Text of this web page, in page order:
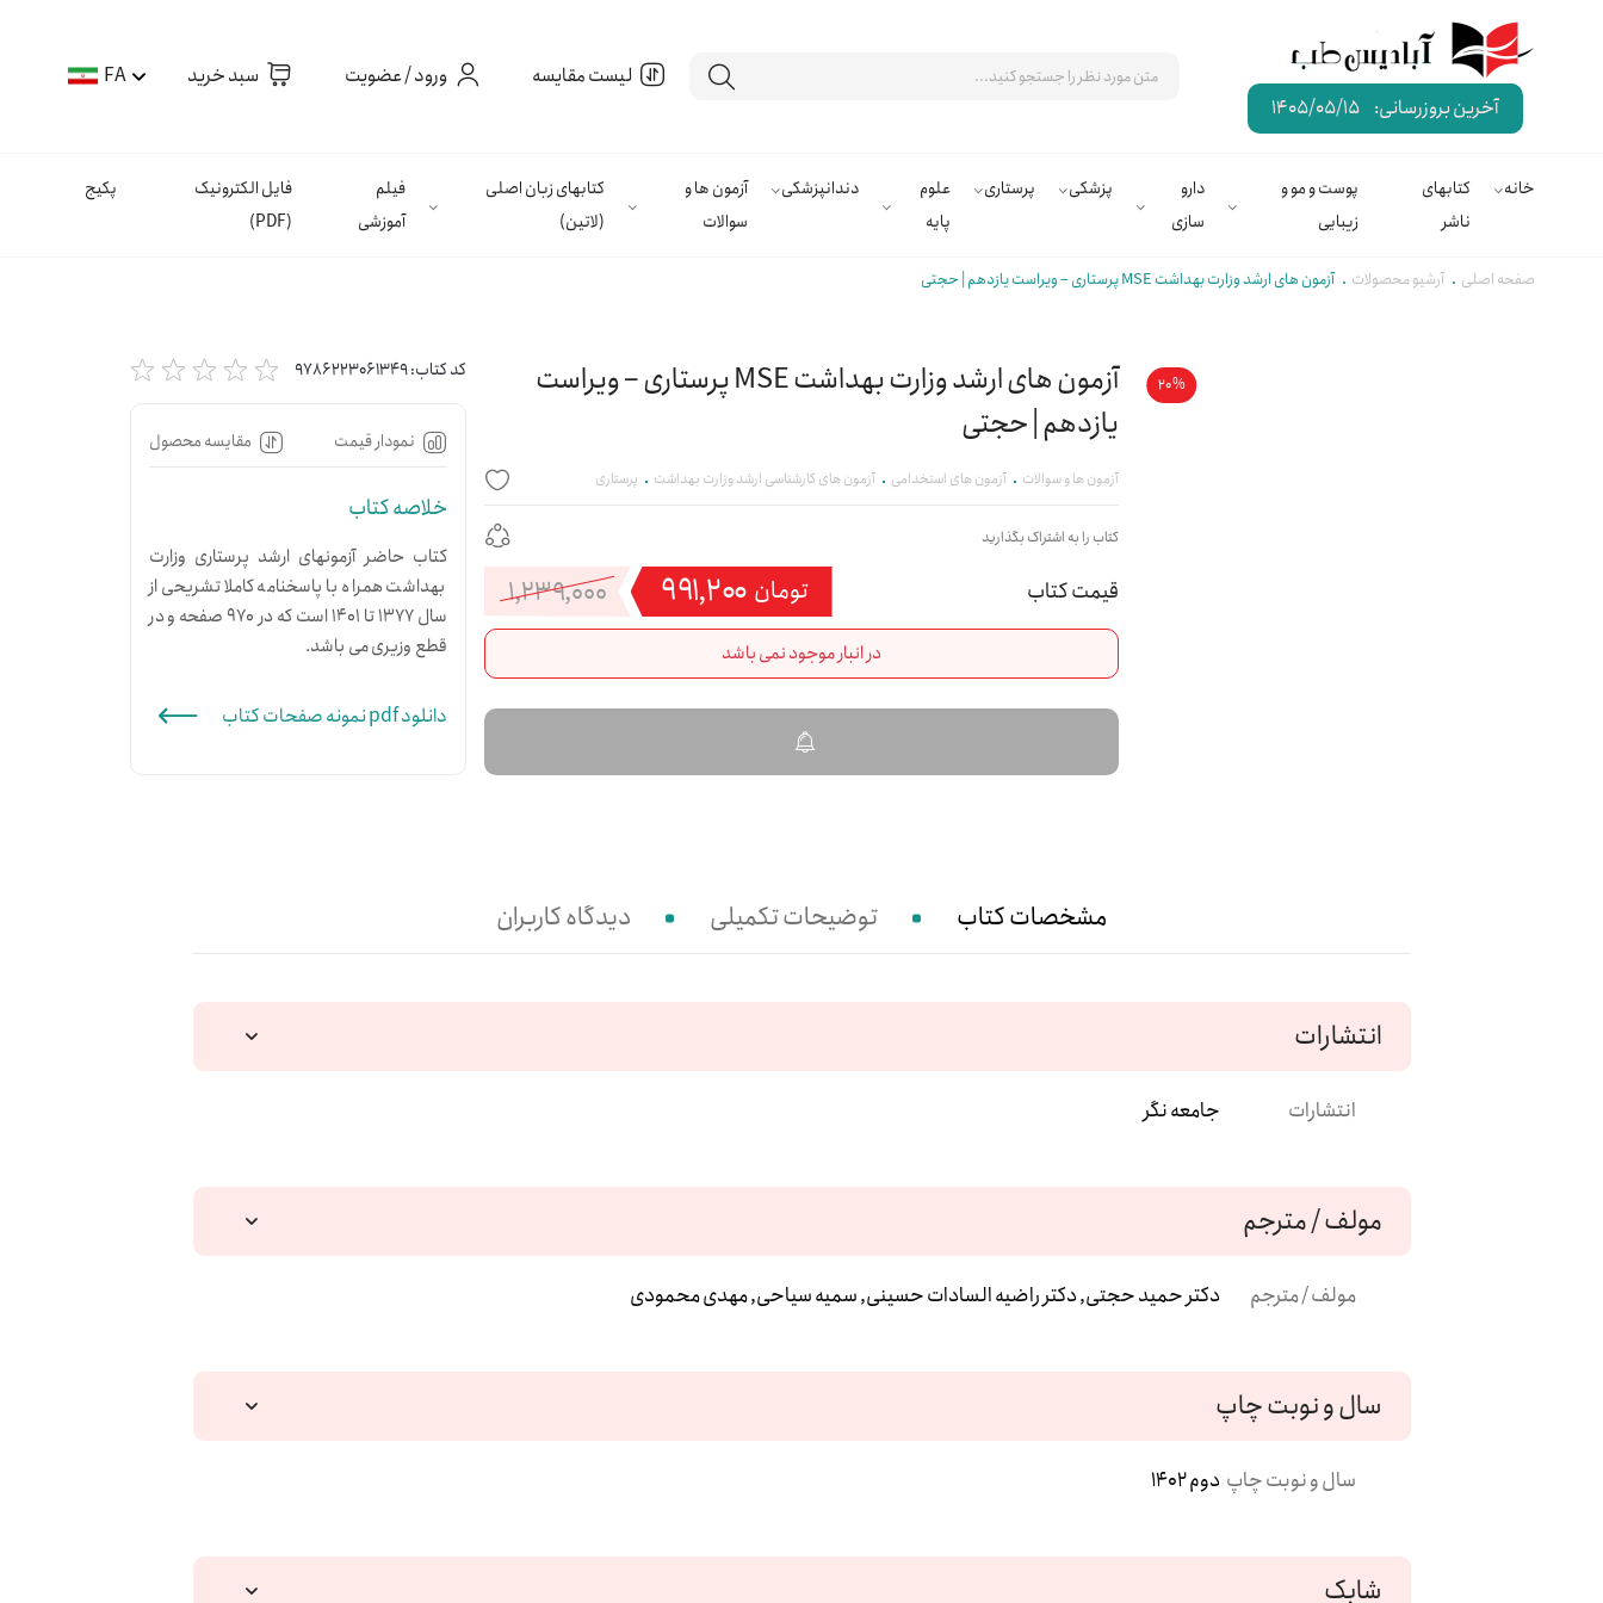
آخرین بروزرسانی: 1405/05/15
لیست مقایسه ورود / عضویت سبد خرید FA
خانه
کتابهای
ناشر
پوست و مو و
زیبایی
دارو
سازی
پزشکی پرستاری
علوم
پایه
دندانپزشکی
آزمون ها و
سوالات
کتابهای زبان اصلی
(لاتین)
فیلم
آموزشی
فایل الکترونیک
(PDF)
پکیج
صفحه اصلی آرشیو محصولات آزمون های ارشد وزارت بهداشت MSE پرستاری – ویراست یازدهم | حجتی
20%
آزمون های ارشد وزارت بهداشت MSE پرستاری – ویراست
یازدهم | حجتی
آزمون ها و سوالات آزمون های استخدامی آزمون های کارشناسی ارشد وزارت بهداشت پرستاری
کتاب را به اشتراک بگذارید
۱,۲۳۹,۰۰۰
قیمت
اصلی:
۱,۲۳۹,۰۰۰تومان
بود.
۹۹۱,۲۰۰ تومان
قیمت
فعلی:
۹۹۱,۲۰۰تومان.
در انبار موجود نمی باشد
کد کتاب:9786223061349
نمودار قیمت مقایسه محصول
خلاصه کتاب
کتاب حاضر آزمونهای ارشد پرستاری وزارت
بهداشت همراه با پاسخنامه کاملا تشریحی از
سال 1377 تا 1401 است که در 970 صفحه و در
قطع وزیری می باشد.
دانلود pdf نمونه صفحات کتاب
مشخصات کتاب توضیحات تکمیلی دیدگاه کاربران
انتشارات
انتشارات جامعه نگر
مولف / مترجم
مولف / مترجم دکتر حمید حجتی, دکتر راضیه السادات حسینی, سمیه سیاحی, مهدی محمودی
سال و نوبت چاپ
سال و نوبت چاپ دوم 1402
شابک